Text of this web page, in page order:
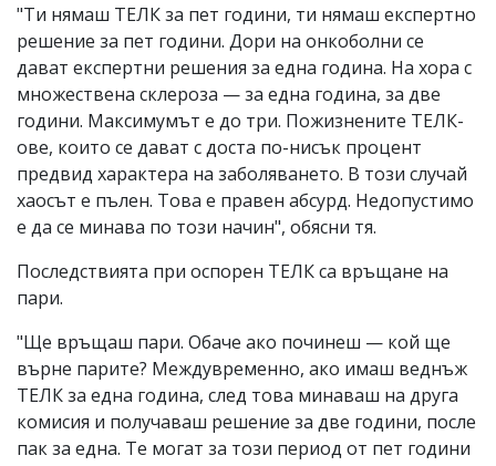
"Ти нямаш ТЕЛК за пет години, ти нямаш експертно
решение за пет години. Дори на онкоболни се
дават експертни решения за една година. На хора с
множествена склероза — за една година, за две
години. Максимумът е до три. Пожизнените ТЕЛК-
ове, които се дават с доста по-нисък процент
предвид характера на заболяването. В този случай
хаосът е пълен. Това е правен абсурд. Недопустимо
е да се минава по този начин", обясни тя.
Последствията при оспорен ТЕЛК са връщане на
пари.
"Ще връщаш пари. Обаче ако починеш — кой ще
върне парите? Междувременно, ако имаш веднъж
ТЕЛК за една година, след това минаваш на друга
комисия и получаваш решение за две години, после
пак за една. Те могат за този период от пет години